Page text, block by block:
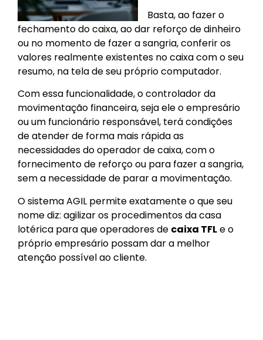
Basta, ao fazer o
fechamento do caixa, ao dar reforço de dinheiro
ou no momento de fazer a sangria, conferir os
valores realmente existentes no caixa com o seu
resumo, na tela de seu próprio computador.
Com essa funcionalidade, o controlador da
movimentação financeira, seja ele o empresário
ou um funcionário responsável, terá condições
de atender de forma mais rápida as
necessidades do operador de caixa, com o
fornecimento de reforço ou para fazer a sangria,
sem a necessidade de parar a movimentação.
O sistema AGIL permite exatamente o que seu
nome diz: agilizar os procedimentos da casa
lotérica para que operadores de caixa TFLe o
próprio empresário possam dar a melhor
atenção possível ao cliente.